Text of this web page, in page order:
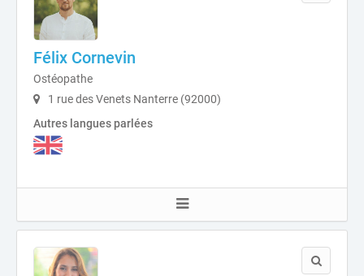
Félix Cornevin
Ostéopathe
1 rue des Venets Nanterre (92000)
Autres langues parlées